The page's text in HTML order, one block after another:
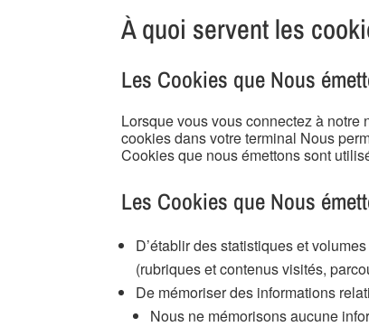
À quoi servent les
Les Cookies que Nous
Lorsque vous vous connectez à notre
cookies dans votre terminal Nous
Cookies que nous émettons sont
Les Cookies que Nous
D’établir des statistiques et
(rubriques et contenus visités,
De mémoriser des informations
Nous ne mémorisons aucune